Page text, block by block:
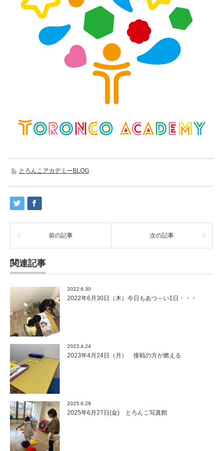
とろんこアカデミーBLOG
前の記事 次の記事
関連記事
2022.6.30
2022年6月30日（木）今日もあつ～い1日・・・
2023.4.24
2023年4月24日（月） 接戦の方が燃える
2025.6.28
2025年6月27日(金) とろんこ写真館